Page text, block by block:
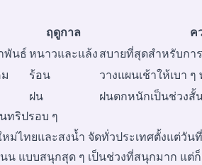
ฤดูกาล
ค
พันธ์หนาวและแล้งสบายที่สุดสำหรับกา
ร้อน
วางแผนเช้าให้เบา
ฝน ฝนตกหนักเป็นช่วงสั้
ทริปรอบ ๆ
ม่ไทยและสงน้ำ จัดทั่วประเทศตั้งแต่วัน
แบบสนุกสุด ๆ เป็นช่วงที่สนุกมาก แต่ก็